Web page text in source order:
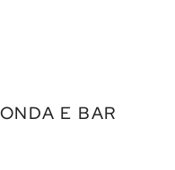
E BAR